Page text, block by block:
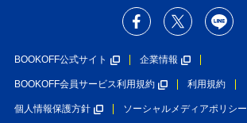
BOOKOFF公式サイト 企業情報
BOOKOFF会員サービス利用規約 利用規約
個人情報保護方針 ソーシャルメディアポリシー